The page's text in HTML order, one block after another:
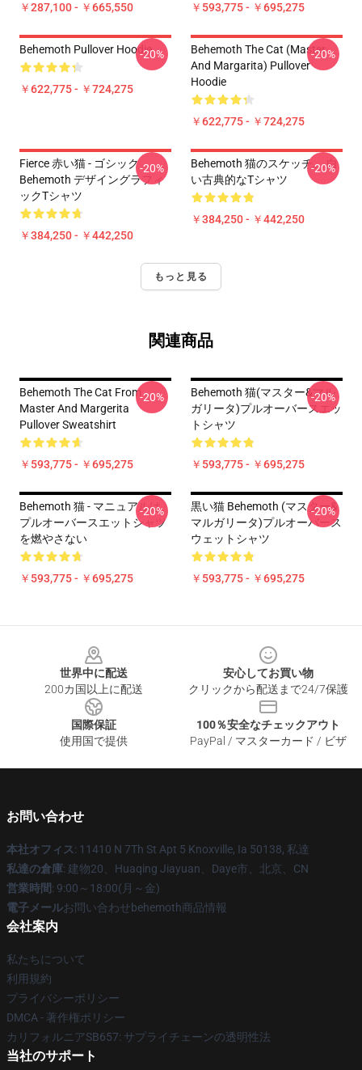
￥287,100 - ￥665,550 ￥593,775 - ￥695,275
Behemoth Pullover Hoodie
￥622,775 - ￥724,275
-20%
Behemoth The Cat (Master
And Margarita) Pullover
Hoodie
￥622,775 - ￥724,275
-20%
Fierce 赤い猫 - ゴシック
Behemoth デザイングラフィ
ックTシャツ
￥384,250 - ￥442,250
-20%
Behemoth 猫のスケッチ。 白
い古典的なTシャツ
￥384,250 - ￥442,250
-20%
もっと見る
関連商品
Behemoth The Cat From
Master And Margerita
Pullover Sweatshirt
￥593,775 - ￥695,275
-20%
Behemoth 猫(マスター&マル
ガリータ)プルオーバースエッ
トシャツ
￥593,775 - ￥695,275
-20%
Behemoth 猫 - マニュアルは
プルオーバースエットシャツ
を燃やさない
￥593,775 - ￥695,275
-20%
黒い猫 Behemoth (マスター&
マルガリータ)プルオーバース
ウェットシャツ
￥593,775 - ￥695,275
-20%
世界中に配送
200カ国以上に配送
安心してお買い物
クリックから配送まで24/7保護
国際保証
使用国で提供
100％安全なチェックアウト
PayPal / マスターカード / ビザ
お問い合わせ
本社オフィス: 11410 N 7Th St Apt 5 Knoxville, Ia 50138, 私達
私達の倉庫: 建物20、Huaqing Jiayuan、Daye市、北京、CN
営業時間: 9:00～18:00(月～金)
電子メールお問い合わせbehemoth商品情報
会社案内
私たちについて
利用規約
プライバシーポリシー
DMCA - 著作権ポリシー
カリフォルニアSB657: サプライチェーンの透明性法
当社のサポート